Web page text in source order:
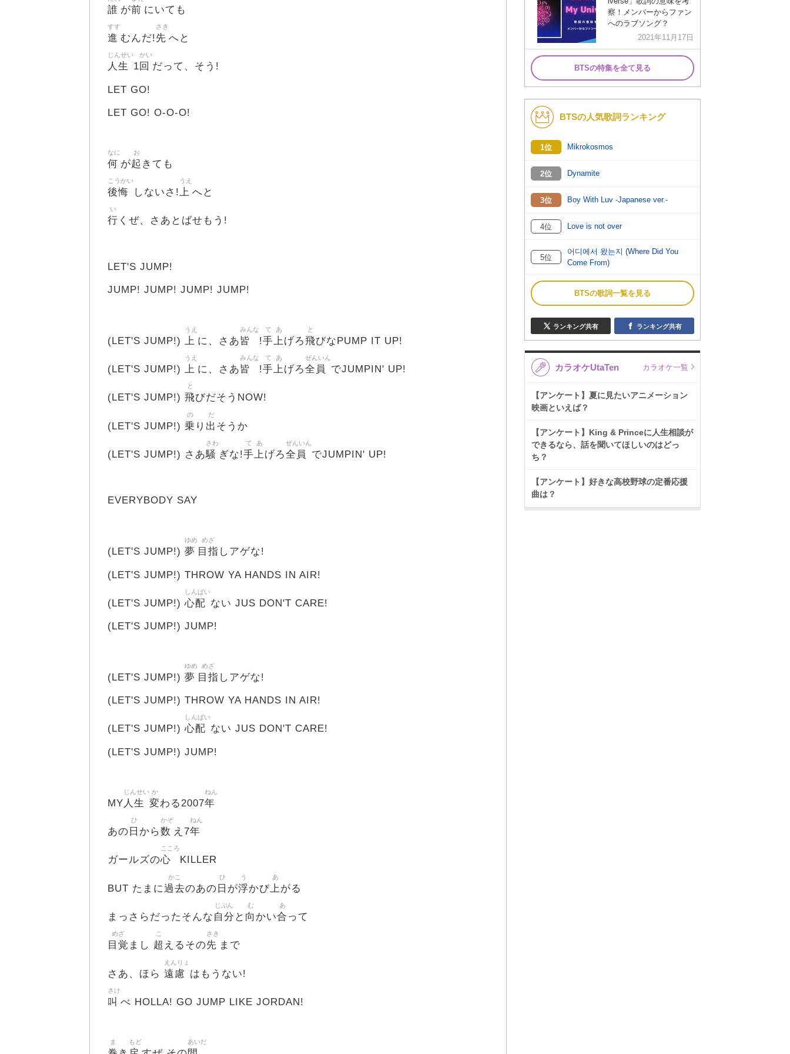
誰 が前 にいても
進
すす
むんだ!先
さき
へと
人生
じんせい
1回
かい
だって、そう!
LET GO!
LET GO! O-O-O!
何
なに
が起
お
きても
後悔
こうかい
しないさ!上
うえ
へと
行
い
くぜ、さあとばせもう!
LET'S JUMP!
JUMP! JUMP! JUMP! JUMP!
(LET'S JUMP!) 上
うえ
に、さあ皆
みんな
!手
て
上
あ
げろ飛
と
びなPUMP IT UP!
(LET'S JUMP!) 上
うえ
に、さあ皆
みんな
!手
て
上
あ
げろ全員
ぜんいん
でJUMPIN' UP!
(LET'S JUMP!) 飛
と
びだそうNOW!
(LET'S JUMP!) 乗
の
り 出
だ
そうか
(LET'S JUMP!) さあ騒
さわ
ぎな!手
て
上
あ
げろ全員
ぜんいん
でJUMPIN' UP!
EVERYBODY SAY
(LET'S JUMP!) 夢
ゆめ
目指
めざ
しアゲな!
(LET'S JUMP!) THROW YA HANDS IN AIR!
(LET'S JUMP!) 心配
しんぱい
ない JUS DON'T CARE!
(LET'S JUMP!) JUMP!
(LET'S JUMP!) 夢
ゆめ
目指
めざ
しアゲな!
(LET'S JUMP!) THROW YA HANDS IN AIR!
(LET'S JUMP!) 心配
しんぱい
ない JUS DON'T CARE!
(LET'S JUMP!) JUMP!
MY 人生
じんせい
変
か
わる2007年
ねん
あの 日
ひ
から数
かぞ
え7年
ねん
ガールズの心
こころ
KILLER
BUT たまに過去
かこ
のあの 日
ひ
が浮
う
かび 上
あ
がる
まっさらだったそんな 自分
じぶん
と 向
む
かい合
あ
って
目覚
めざ
まし 超
こ
えるその先
さき
まで
さあ、ほら 遠慮
えんりょ
はもうない!
叫
さけ
べ HOLLA! GO JUMP LIKE JORDAN!
ま もど あいだ
察！メンバーからファン
へのラブソング？
2021年11月17日
BTSの特集を全て見る
BTSの人気歌詞ランキング
1位 Mikrokosmos
2位 Dynamite
3位 Boy With Luv -Japanese ver.-
4位 Love is not over
5位
어디에서 왔는지 (Where Did You
Come From)
BTSの歌詞一覧を見る
ランキング共有 ランキング共有
カラオケUtaTen カラオケ一覧
【アンケート】夏に見たいアニメーション
映画といえば？
【アンケート】King & Princeに人生相談が
できるなら、話を聞いてほしいのはどっ
ち？
【アンケート】好きな高校野球の定番応援
曲は？